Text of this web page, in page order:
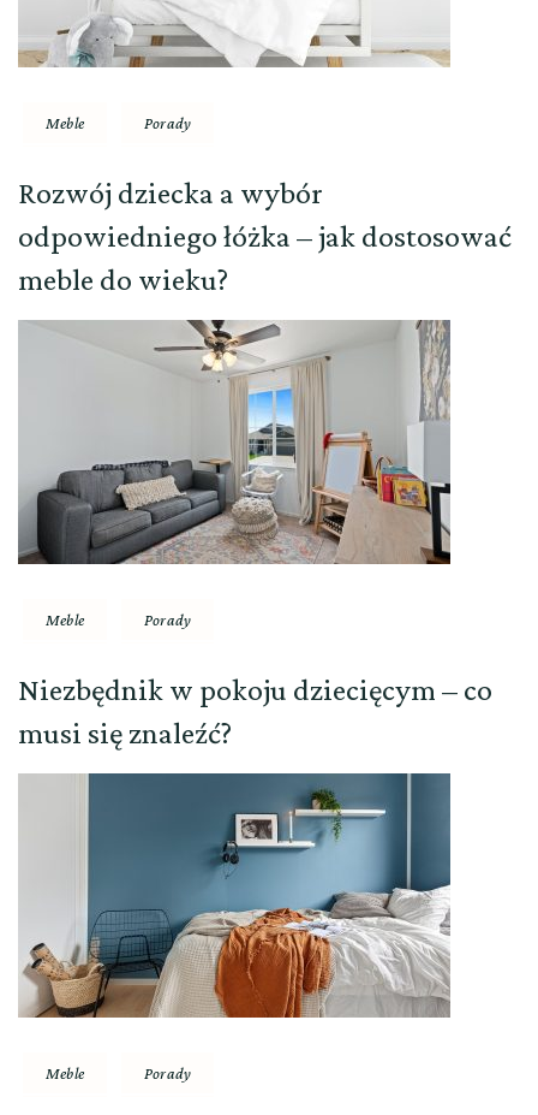
Meble Porady
Rozwój dziecka a wybór
odpowiedniego łóżka – jak dostosować
meble do wieku?
Meble Porady
Niezbędnik w pokoju dziecięcym – co
musi się znaleźć?
Meble Porady